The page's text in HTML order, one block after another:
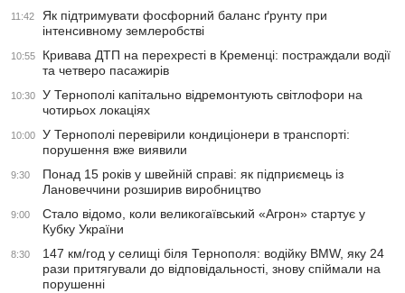
11:42
Як підтримувати фосфорний баланс ґрунту при
інтенсивному землеробстві
10:55
Кривава ДТП на перехресті в Кременці: постраждали водії
та четверо пасажирів
10:30
У Тернополі капітально відремонтують світлофори на
чотирьох локаціях
10:00
У Тернополі перевірили кондиціонери в транспорті:
порушення вже виявили
9:30
Понад 15 років у швейній справі: як підприємець із
Лановеччини розширив виробництво
9:00
Стало відомо, коли великогаївський «Агрон» стартує у
Кубку України
8:30
147 км/год у селищі біля Тернополя: водійку BMW, яку 24
рази притягували до відповідальності, знову спіймали на
порушенні